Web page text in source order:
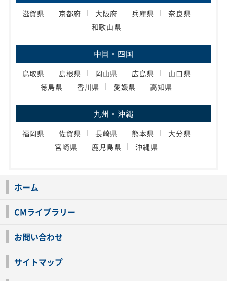
滋賀県 京都府 大阪府 兵庫県
奈良県
和歌山県
中国・四国
鳥取県 島根県 岡山県 広島県
山口県
徳島県
香川県 愛媛県 高知県
九州・沖縄
福岡県 佐賀県 長崎県 熊本県
大分県
宮崎県
鹿児島県 沖縄県
ホーム
CMライブラリー
お問い合わせ
サイトマップ